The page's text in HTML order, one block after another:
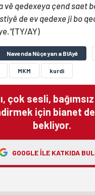
vê qedexeya çend saet
de ev qedexe ji bo
TY/AY)
Navenda Nûçeyan a BIAyê
MKM kurdi
çok sesli,
için bianet
bekliyor.
GOOGLE ILE KATKIDA